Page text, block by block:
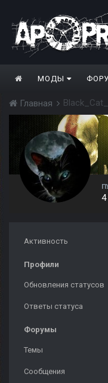
МОДЫ
Главная
4
Активность
Профили
Обновления статусов
Ответы статуса
Форумы
Темы
Сообщения